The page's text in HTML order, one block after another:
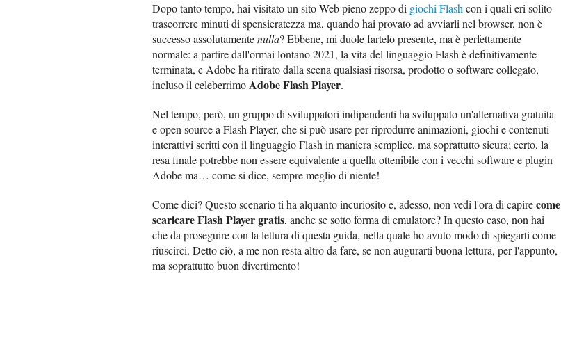
Dopo tanto tempo, hai visitato un sito Web pieno zeppo di giochi Flash con i quali eri solito
trascorrere minuti di spensieratezza ma, quando hai provato ad avviarli nel browser, non è
successo assolutamentenulla? Ebbene, mi duole fartelo presente, ma è perfettamente
normale: a partire dall'ormai lontano 2021, la vita del linguaggio Flash è definitivamente
terminata, e Adobe ha ritirato dalla scena qualsiasi risorsa, prodotto o software collegato,
incluso il celeberrimoAdobe Flash Player.
Nel tempo, però, un gruppo di sviluppatori indipendenti ha sviluppato un'alternativa gratuita
e open source a Flash Player, che si può usare per riprodurre animazioni, giochi e contenuti
interattivi scritti con il linguaggio Flash in maniera semplice, ma soprattutto sicura; certo, la
resa finale potrebbe non essere equivalente a quella ottenibile con i vecchi software e plugin
Adobe ma… come si dice, sempre meglio di niente!
Come dici? Questo scenario ti ha alquanto incuriosito e, adesso, non vedi l'ora di capirecome
scaricare Flash Player gratis, anche se sotto forma di emulatore? In questo caso, non hai
che da proseguire con la lettura di questa guida, nella quale ho avuto modo di spiegarti come
riuscirci. Detto ciò, a me non resta altro da fare, se non augurarti buona lettura, per l'appunto,
ma soprattutto buon divertimento!